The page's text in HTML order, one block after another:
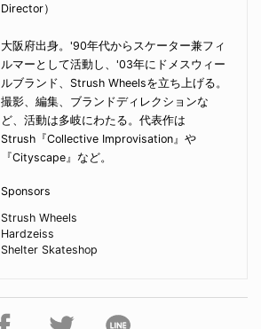
Director）
大阪府出身。'90年代からスケーター兼フィ
ルマーとして活動し、'03年にドメスウィー
ルブランド、Strush Wheelsを立ち上げる。
撮影、編集、ブランドディレクションな
ど、活動は多岐にわたる。代表作は
Strush『Collective Improvisation』や
『Cityscape』など。
Sponsors
Strush Wheels
Hardzeiss
Shelter Skateshop